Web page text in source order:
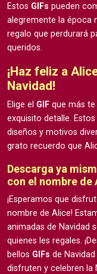
Estos GIFs pueden
alegremente la época
regalo que perdurará
queridos.
¡Haz feliz a
Navidad!
Elige el GIF que más
exquisito detalle. Estos
diseños y motivos
grato recuerdo que
Descarga ya
con el nombre de
¡Esperamos que
nombre de Alice!
animadas de Navidad
quienes les regales.
bellos GIFs de
disfruten y celebren la